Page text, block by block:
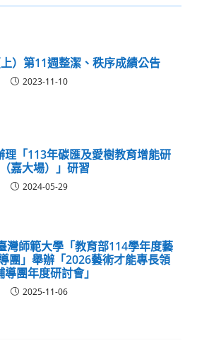
）第11週整潔、秩序成績公告
2023-11-10
理「113年碳匯及愛樹教育增能研
嘉大場）」研習
2024-05-29
灣師範大學「教育部114學年度藝
團」舉辦「2026藝術才能專長領
導團年度研討會」
2025-11-06